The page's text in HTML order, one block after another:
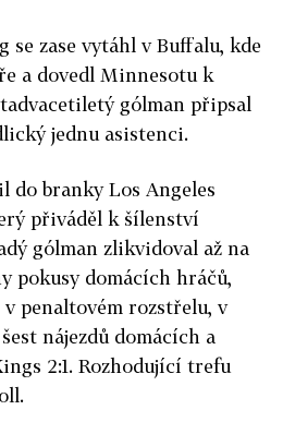
se zase vytáhl v Buffalu, kde
a dovedl Minnesotu k
gólman připsal
jednu asistenci.
do branky Los Angeles
přiváděl k šílenství
gólman zlikvidoval až na
pokusy domácích hráčů,
penaltovém rozstřelu, v
nájezdů domácích a
2:1. Rozhodující trefu